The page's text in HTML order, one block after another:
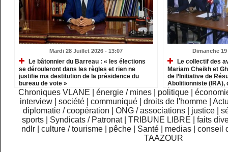
Mardi 28 Juillet 2026 - 13:07
Le bâtonnier du Barreau : « les élections
se dérouleront dans les règles et rien ne
justifie ma destitution de la présidence du
bureau de vote »
Dimanche
Le collectif des
Mariam Cheikh et
de l’Initiative de
Abolitionniste (IRA),
à deux ans de
perte des droits
Chroniques VLANE énergie / mines politique
interview
|société |communiqué |droits de l'homme |
diplomatie / coopération
ONG / associations justice
sports
Syndicats / Patronat TRIBUNE LIBRE
faits
ndlr
|culture / tourisme pêche Santé medias |conseil
TAAZOUR